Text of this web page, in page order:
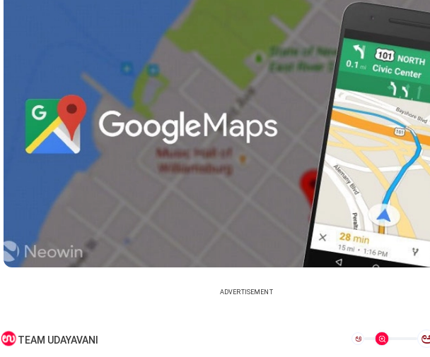
ADVERTISEMENT
TEAM UDAYAVANI ಅ